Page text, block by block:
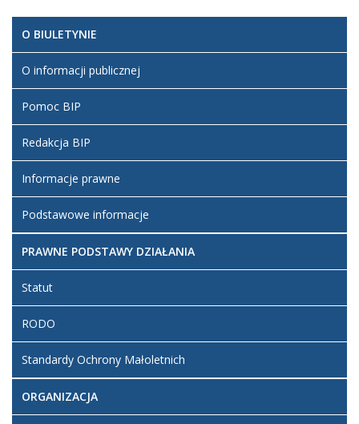
O BIULETYNIE
O informacji publicznej
Pomoc BIP
Redakcja BIP
Informacje prawne
Podstawowe informacje
PRAWNE PODSTAWY DZIAŁANIA
Statut
RODO
Standardy Ochrony Małoletnich
ORGANIZACJA